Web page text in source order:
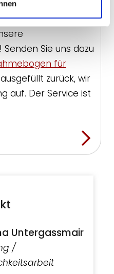
die Sie
Gerne
Sie uns dazu
für
ausgefüllt zurück, wir
auf. Der Service ist
Untergassmair
/